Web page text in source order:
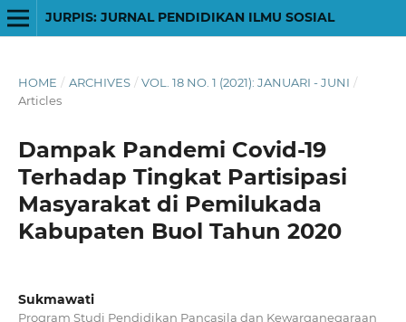
JURPIS: JURNAL PENDIDIKAN ILMU SOSIAL
HOME / ARCHIVES / VOL. 18 NO. 1 (2021): JANUARI - JUNI /
Articles
Dampak Pandemi Covid-19
Terhadap Tingkat Partisipasi
Masyarakat di Pemilukada
Kabupaten Buol Tahun 2020
Sukmawati
Program Studi Pendidikan Pancasila dan Kewarganegaraan